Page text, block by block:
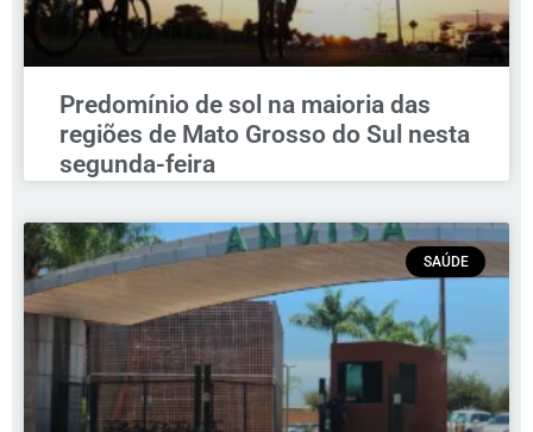
Predomínio de sol na maioria das
regiões de Mato Grosso do Sul nesta
segunda-feira
SAÚDE